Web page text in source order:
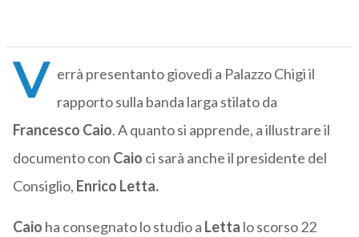
V errà presentanto giovedì a Palazzo Chigi il
rapporto sulla banda larga stilato da
Francesco Caio. A quanto si apprende, a illustrare il
documento con Caio ci sarà anche il presidente del
Consiglio, Enrico Letta.
Caio ha consegnato lo studio a Letta lo scorso 22